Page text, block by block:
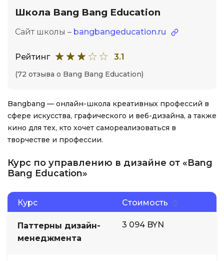
Школа Bang Bang Education
Сайт школы – bangbangeducation.ru
Рейтинг 3.1
(72 отзыва о Bang Bang Education)
Bangbang — онлайн-школа креативных профессий в
сфере искусства, графического и веб-дизайна, а также
кино для тех, кто хочет самореализоваться в
творчестве и профессии.
Курс по управлению в дизайне от «Bang
Bang Education»
Курс Стоимость
Паттерны дизайн-
менеджмента
3 094 BYN